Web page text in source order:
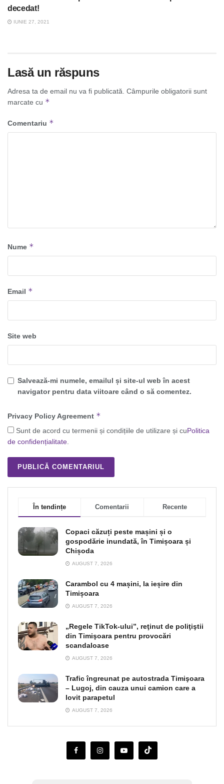
decedat!
IUNIE 27, 2021
Lasă un răspuns
Adresa ta de email nu va fi publicată. Câmpurile obligatorii sunt
marcate cu *
Comentariu *
Nume *
Email *
Site web
Salvează-mi numele, emailul și site-ul web în acest
navigator pentru data viitoare când o să comentez.
Privacy Policy Agreement *
Sunt de acord cu termenii și condițiile de utilizare și cuPolitica
de confidențialitate
În tendințe Comentarii Recente
Copaci căzuți peste mașini și o
gospodărie inundată, în Timișoara și
Chișoda
AUGUST 7, 2026
Carambol cu 4 mașini, la ieșire din
Timișoara
AUGUST 7, 2026
„Regele TikTok-ului”, reţinut de poliţiştii
din Timişoara pentru provocări
scandaloase
AUGUST 7, 2026
Trafic îngreunat pe autostrada Timişoara
– Lugoj, din cauza unui camion care a
lovit parapetul
AUGUST 7, 2026